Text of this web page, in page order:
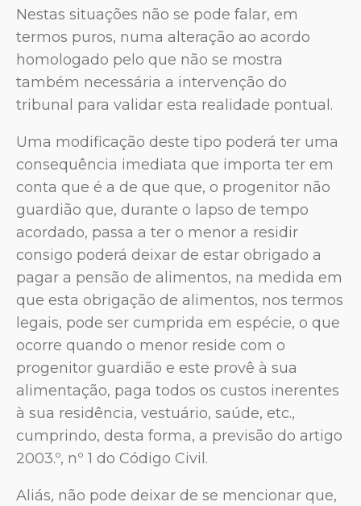
Nestas situações não se pode falar, em
termos puros, numa alteração ao acordo
homologado pelo que não se mostra
também necessária a intervenção do
tribunal para validar esta realidade pontual.
Uma modificação deste tipo poderá ter uma
consequência imediata que importa ter em
conta que é a de que que, o progenitor não
guardião que, durante o lapso de tempo
acordado, passa a ter o menor a residir
consigo poderá deixar de estar obrigado a
pagar a pensão de alimentos, na medida em
que esta obrigação de alimentos, nos termos
legais, pode ser cumprida em espécie, o que
ocorre quando o menor reside com o
progenitor guardião e este provê à sua
alimentação, paga todos os custos inerentes
à sua residência, vestuário, saúde, etc.,
cumprindo, desta forma, a previsão do artigo
2003.º, nº 1 do Código Civil.
Aliás, não pode deixar de se mencionar que,